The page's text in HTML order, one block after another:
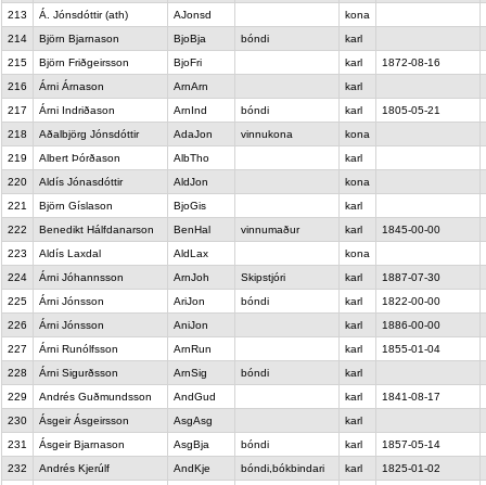
213
Á. Jónsdóttir (ath) AJonsd
kona
214
Björn Bjarnason BjoBja bóndi
karl
215
Björn Friðgeirsson BjoFri karl
1872-08-16
216
Árni Árnason ArnArn
karl
217
Árni Indriðason ArnInd bóndi karl
1805-05-21
218
Aðalbjörg Jónsdóttir AdaJon vinnukona
kona
219
Albert Þórðason AlbTho
karl
220
Aldís Jónasdóttir AldJon
kona
221
Björn Gíslason BjoGis
karl
222
Benedikt Hálfdanarson BenHal vinnumaður karl
1845-00-00
223
Aldís Laxdal AldLax
kona
224
Árni Jóhannsson ArnJoh Skipstjóri karl
1887-07-30
225
Árni Jónsson AriJon bóndi karl
1822-00-00
226
Árni Jónsson AniJon karl
1886-00-00
227
Árni Runólfsson ArnRun karl
1855-01-04
228
Árni Sigurðsson ArnSig bóndi
karl
229
Andrés Guðmundsson AndGud karl
1841-08-17
230
Ásgeir Ásgeirsson AsgAsg
karl
231
Ásgeir Bjarnason AsgBja bóndi karl
1857-05-14
232
Andrés Kjerúlf AndKje bóndi,bókbindari karl
1825-01-02